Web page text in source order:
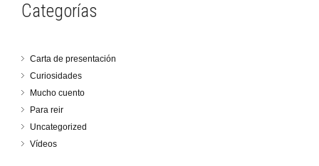
Categorías
Carta de presentación
Curiosidades
Mucho cuento
Para reir
Uncategorized
Vídeos